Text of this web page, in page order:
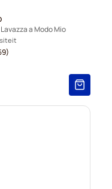
a Modo Mio